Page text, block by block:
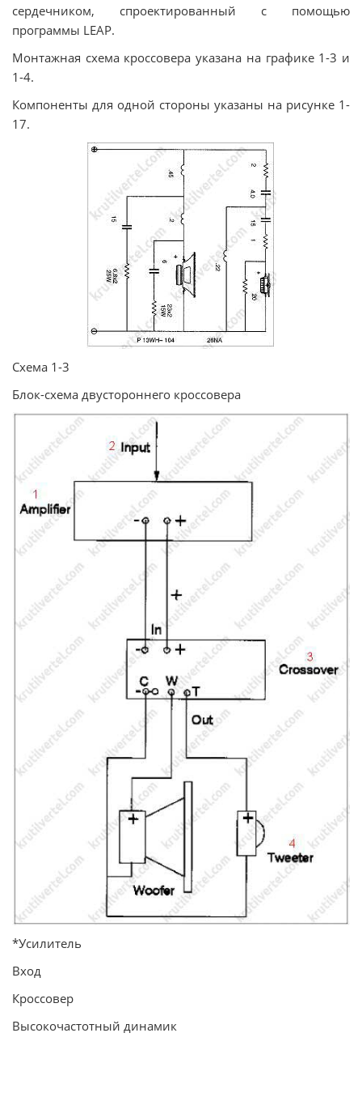
сердечником, спроектированный с помощью
программы LEAP.
Монтажная схема кроссовера указана на графике 1-3 и
1-4.
Компоненты для одной стороны указаны на рисунке 1-
17.
Схема 1-3
Блок-схема двустороннего кроссовера
*Усилитель
Вход
Кроссовер
Высокочастотный динамик